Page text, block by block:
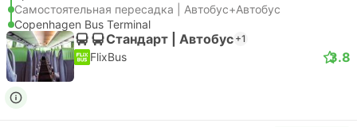
Самостоятельная пересадка | Автобус+Автобус
Copenhagen Bus Terminal
Стандарт | Автобус +1
FlixBus 3.8